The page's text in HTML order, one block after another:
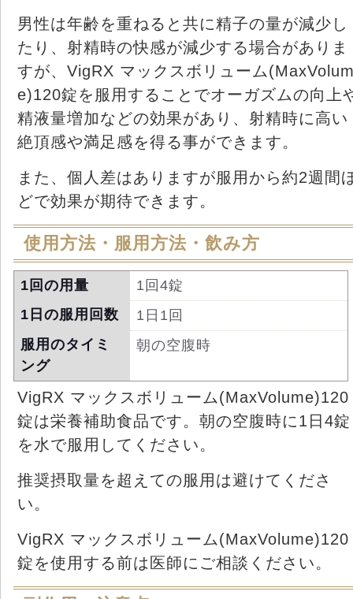
男性は年齢を重ねると共に精子の量が減少し
たり、射精時の快感が減少する場合がありま
すが、VigRX マックスボリューム
e)120錠を服用することでオーガズムの向上
精液量増加などの効果があり、射精時に高い
絶頂感や満足感を得る事ができます。
また、個人差はありますが服用から約2週間
どで効果が期待できます。
使用方法・服用方法・飲み方
1回の用量
1回4錠
1日の服用回数
1日1回
服用のタイミ
ング
朝の空腹時
VigRX マックスボリューム(MaxVolume)120
錠は栄養補助食品です。朝の空腹時に1日4錠
を水で服用してください。
推奨摂取量を超えての服用は避けてくださ
い。
VigRX マックスボリューム(MaxVolume)120
錠を使用する前は医師にご相談ください。